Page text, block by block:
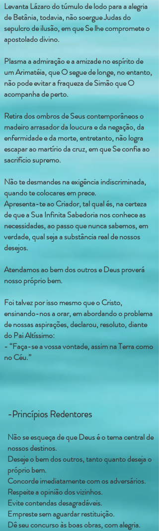
-Princípios Redentores
Não se esqueça de que Deus é o tema central de
nossos destinos.
Deseje o bem dos outros, tanto quanto deseja o
próprio bem.
Concorde imediatamente com os adversários.
Respeite a opinião dos vizinhos.
Evite contendas desagradáveis.
Empreste sem aguardar restituição.
Dê seu concurso às boas obras, com alegria.
Levanta Lázaro do túmulo de lodo para a alegria
de Betânia, todavia, não soergue Judas do
sepulcro de ilusão, em que Se lhe compromete o
apostolado divino.
Plasma a admiração e a amizade no espírito de
um Arimatéia, que O segue de longe, no entanto,
não pode evitar a fraqueza de Simão que O
acompanha de perto.
Retira dos ombros de Seus contemporâneos o
madeiro arrasador da loucura e da negação, da
enfermidade e da morte, entretanto, não logra
escapar ao martírio da cruz, em que Se confia ao
sacrifício supremo.
Não te desmandes na exigência indiscriminada,
quando te colocares em prece.
Apresenta-te ao Criador, tal qual és, na certeza
de que a Sua Infinita Sabedoria nos conhece as
necessidades, ao passo que nunca sabemos, em
verdade, qual seja a substância real de nossos
desejos.
Atendamos ao bem dos outros e Deus proverá
nosso próprio bem.
Foi talvez por isso mesmo que o Cristo,
ensinando-nos a orar, em abordando o problema
de nossas aspirações, declarou, resoluto, diante
do Pai Altíssimo:
- “Faça-se a vossa vontade, assim na Terra como
no Céu.”